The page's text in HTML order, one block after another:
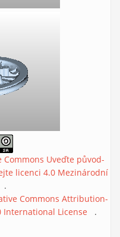
Commons Uveďte původ-
licenci 4.0 Mezinárodní
(link is external)
.
Commons Attribution-
International License
(link is
.